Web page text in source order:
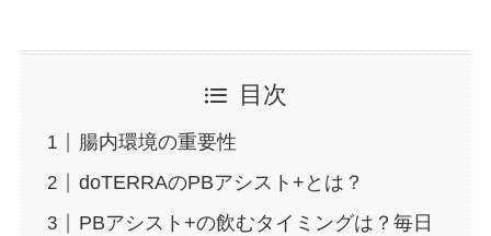
目次
腸内環境の重要性
doTERRAのPBアシスト+とは？
PBアシスト+の飲むタイミングは？毎日